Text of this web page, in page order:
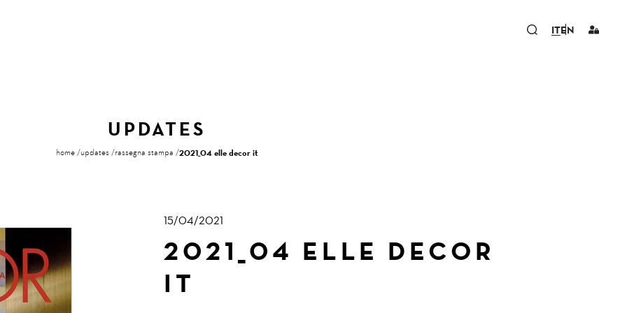
ITEN
UPDATES
home updates rassegna stampa 2021_04 elle decor it
15/04/2021
2021_04 ELLE DECOR
IT